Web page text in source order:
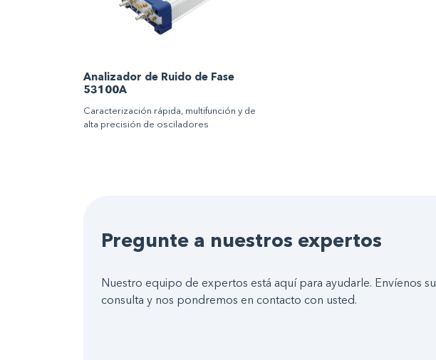
Analizador de Ruido de Fase
53100A
Caracterización rápida, multifunción y de
alta precisión de osciladores
Pregunte a nuestros expertos
Nuestro equipo de expertos está aquí para ayudarle. Envíenos su
consulta y nos pondremos en contacto con usted.